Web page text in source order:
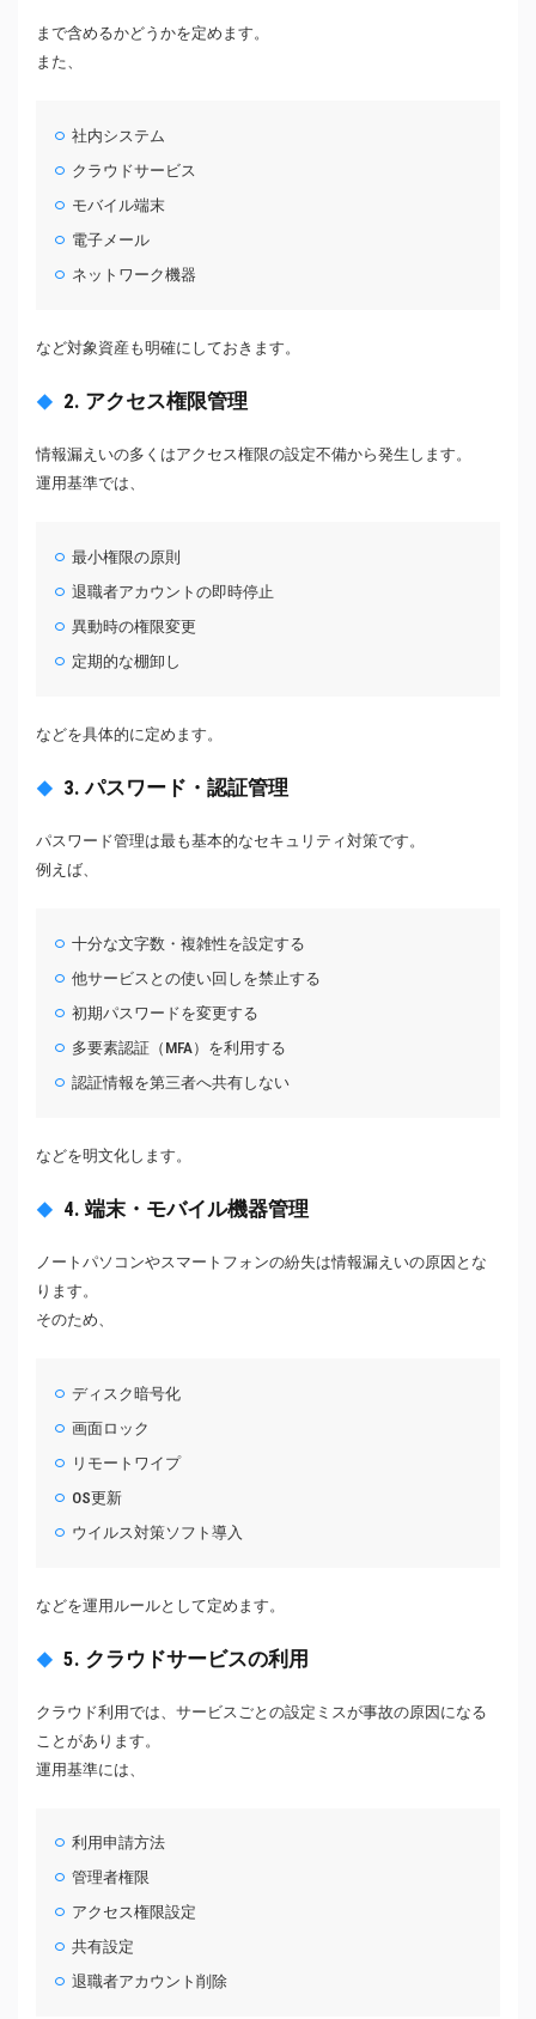
まで含めるかどうかを定めます。
また、
社内システム
クラウドサービス
モバイル端末
電子メール
ネットワーク機器
など対象資産も明確にしておきます。
2. アクセス権限管理
情報漏えいの多くはアクセス権限の設定不備から発生します。
運用基準では、
最小権限の原則
退職者アカウントの即時停止
異動時の権限変更
定期的な棚卸し
などを具体的に定めます。
3. パスワード・認証管理
パスワード管理は最も基本的なセキュリティ対策です。
例えば、
十分な文字数・複雑性を設定する
他サービスとの使い回しを禁止する
初期パスワードを変更する
多要素認証（MFA）を利用する
認証情報を第三者へ共有しない
などを明文化します。
4. 端末・モバイル機器管理
ノートパソコンやスマートフォンの紛失は情報漏えいの原因とな
ります。
そのため、
ディスク暗号化
画面ロック
リモートワイプ
OS更新
ウイルス対策ソフト導入
などを運用ルールとして定めます。
5. クラウドサービスの利用
クラウド利用では、サービスごとの設定ミスが事故の原因になる
ことがあります。
運用基準には、
利用申請方法
管理者権限
アクセス権限設定
共有設定
退職者アカウント削除